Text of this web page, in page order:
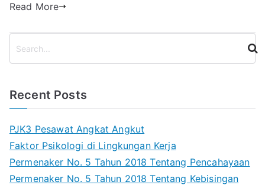
Read More
c
Recent Posts
PJK3 Pesawat Angkat Angkut
Faktor Psikologi di Lingkungan Kerja
Permenaker No. 5 Tahun 2018 Tentang Pencahayaan
Permenaker No. 5 Tahun 2018 Tentang Kebisingan